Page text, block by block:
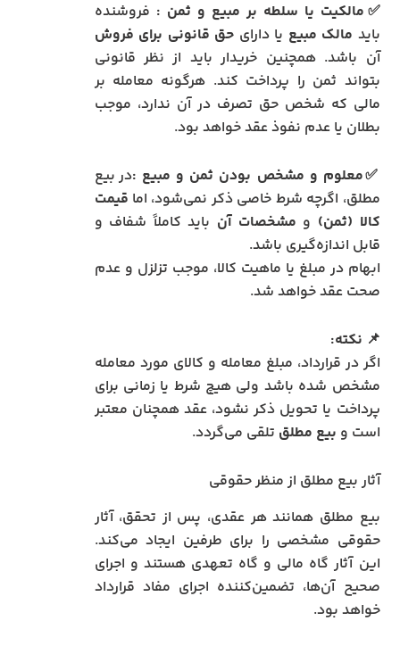
✅مالکیت یا سلطه بر مبیع و ثمن : فروشنده
باید مالک مبیع یا دارای حق قانونی برای فروش
آن باشد. همچنین خریدار باید از نظر قانونی
بتواند ثمن را پرداخت کند. هرگونه معامله بر
مالی که شخص حق تصرف در آن ندارد، موجب
بطلان یا عدم نفوذ عقد خواهد بود.
✅معلوم و مشخص بودن ثمن و مبیع :در بیع
مطلق، اگرچه شرط خاصی ذکر نمی‌شود، اما قیمت
کالا (ثمن) و مشخصات آن باید کاملاً شفاف و
قابل اندازه‌گیری باشد.
ابهام در مبلغ یا ماهیت کالا، موجب تزلزل و عدم
صحت عقد خواهد شد.
📌 نکته:
اگر در قرارداد، مبلغ معامله و کالای مورد معامله
مشخص شده باشد ولی هیچ شرط یا زمانی برای
پرداخت یا تحویل ذکر نشود، عقد همچنان معتبر
است و بیع مطلق تلقی می‌گردد.
آثار بیع مطلق از منظر حقوقی
بیع مطلق همانند هر عقدی، پس از تحقق، آثار
حقوقی مشخصی را برای طرفین ایجاد می‌کند.
این آثار گاه مالی و گاه تعهدی هستند و اجرای
صحیح آن‌ها، تضمین‌کننده اجرای مفاد قرارداد
خواهد بود.